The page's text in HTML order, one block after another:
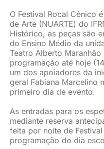
O Festival Rocal Cênico
de Arte (NUARTE) do
Histórico, as peças são
do Ensino Médio da
Teatro Alberto
programação até hoje
um dos apoiadores da
geral Fabiana Marcelino
primeiro dia de evento.
As entradas para os
mediante reserva
feita por noite de
programação do dia